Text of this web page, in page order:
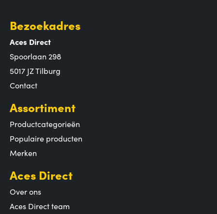
Bezoekadres
Aces Direct
Spoorlaan 298
5017 JZ Tilburg
Contact
Assortiment
Productcategorieën
Populaire producten
Merken
Aces Direct
Over ons
Aces Direct team